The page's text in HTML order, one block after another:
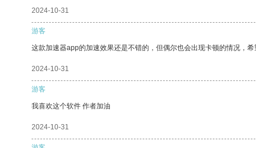
2024-10-31
游客
这款加速器app的加速效果还是不错的，但偶尔也会出现卡顿的情况，希
2024-10-31
游客
我喜欢这个软件 作者加油
2024-10-31